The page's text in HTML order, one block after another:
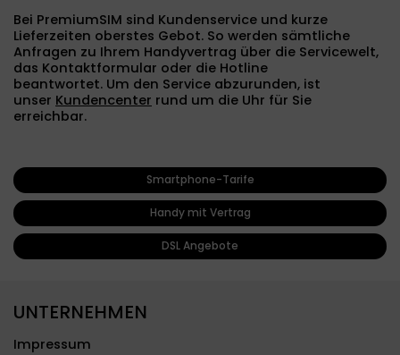
Bei PremiumSIM sind Kundenservice und kurze
Lieferzeiten oberstes Gebot. So werden sämtliche
Anfragen zu Ihrem Handyvertrag über die Servicewelt,
das Kontaktformular oder die Hotline
beantwortet. Um den Service abzurunden, ist
unser Kundencenter rund um die Uhr für Sie
erreichbar.
Smartphone-Tarife
Handy mit Vertrag
DSL Angebote
UNTERNEHMEN
Impressum